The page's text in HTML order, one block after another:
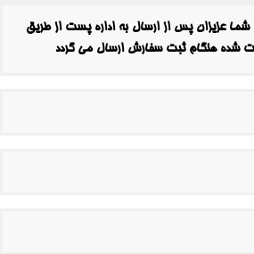
عزیزان پس از ارسال به اداره پست از طریق
شده هنگام ثبت سفارش ارسال می گردد